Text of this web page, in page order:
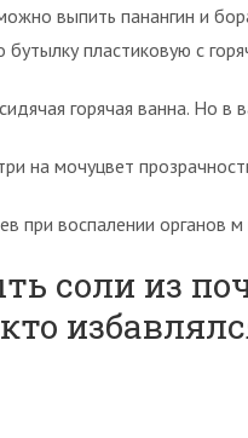
выпить панангин и
бутылку пластиковую с
горячая ванна. Но в
на мочуцвет
при воспалении органов
соли из